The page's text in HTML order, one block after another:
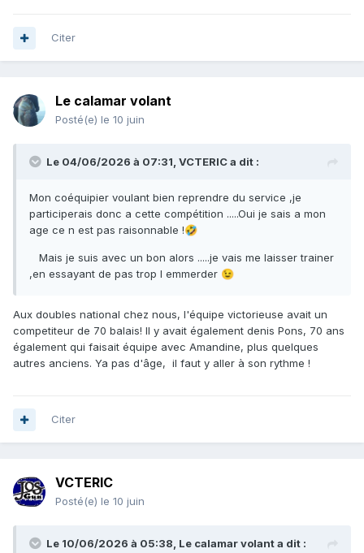
Citer
Le calamar volant
Posté(e) le 10 juin
Le 04/06/2026 à 07:31, VCTERICa dit :
Mon coéquipier voulant bien reprendre du service ,je
participerais donc a cette compétition .....Oui je sais a mon
age ce n est pas raisonnable !🤣
Mais je suis avec un bon alors .....je vais me laisser trainer
,en essayant de pas trop l emmerder 😉
Aux doubles national chez nous, l'équipe victorieuse avait un
competiteur de 70 balais! Il y avait également denis Pons, 70 ans
également qui faisait équipe avec Amandine, plus quelques
autres anciens. Ya pas d'âge, il faut y aller à son rythme !
Citer
VCTERIC
Posté(e) le 10 juin
Le 10/06/2026 à 05:38, Le calamar volanta dit :